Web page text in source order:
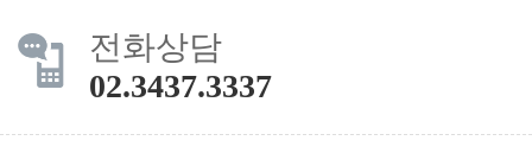
전화상담
02.3437.3337